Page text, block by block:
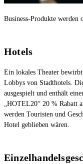
Business-Produkte werden
Hotels
Ein lokales Theater
Lobbys von Stadthotels.
ausgespielt und enthält
„HOTEL20“ 20 % Rabatt
werden Touristen und
Hotel geblieben wären.